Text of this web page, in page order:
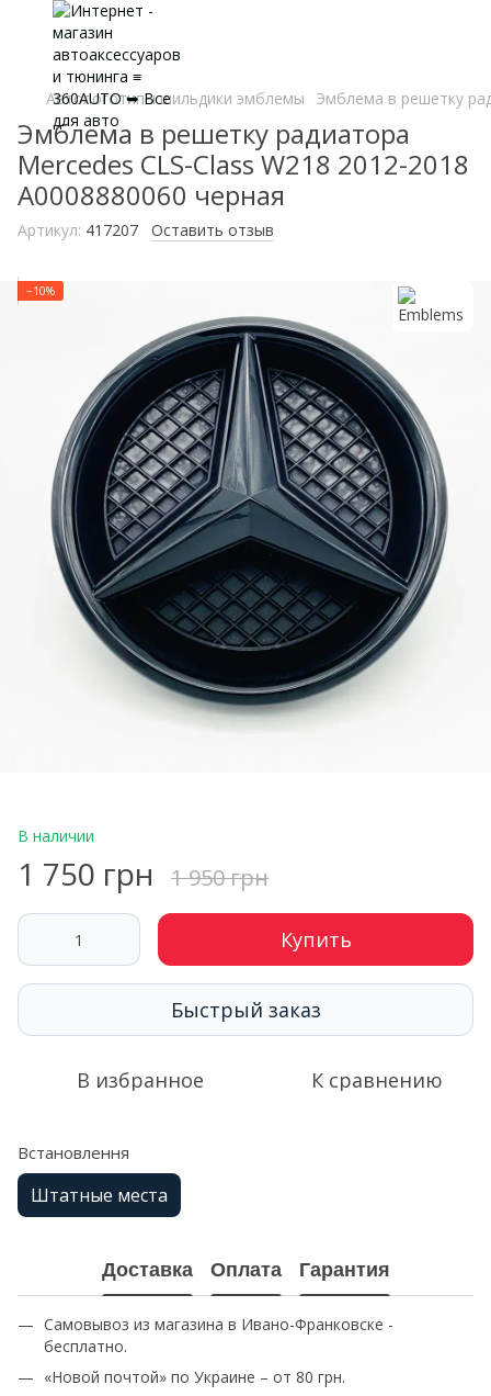
Автологотипы шильдики эмблемы Эмблема в решетку
Эмблема в решетку радиатора
Mercedes CLS-Class W218 2012-2018
A0008880060 черная
Артикул: 417207 Оставить отзыв
−10%
В наличии
1 750 грн 1 950 грн
Купить
Быстрый заказ
В избранное К сравнению
Встановлення
Штатные места
Доставка Оплата Гарантия
Самовывоз из магазина в Ивано-Франковске -
бесплатно.
«Новой почтой» по Украине – от 80 грн.